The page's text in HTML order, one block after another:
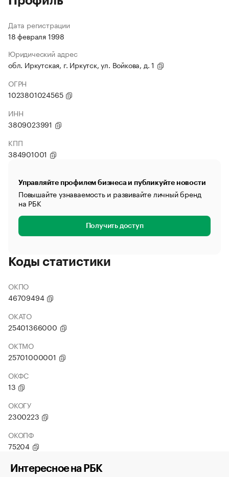
Дата регистрации
18 февраля 1998
Юридический адрес
обл. Иркутская, г. Иркутск, ул. Войкова, д. 1
ОГРН
1023801024565
ИНН
3809023991
КПП
384901001
Управляйте профилем бизнеса и публикуйте новости
Повышайте узнаваемость и развивайте личный бренд
на РБК
Получить доступ
Коды статистики
ОКПО
46709494
ОКАТО
25401366000
ОКТМО
25701000001
ОКФС
13
ОКОГУ
2300223
ОКОПФ
75204
Интересное на РБК